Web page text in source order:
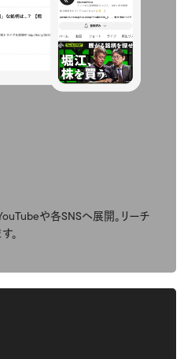
や各SNSへ展開。リーチ
。